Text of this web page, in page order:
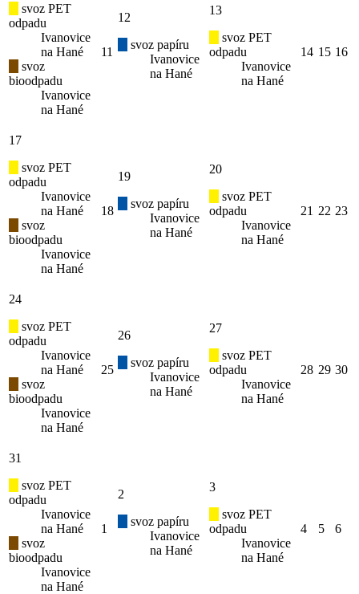
svoz PET
odpadu
Ivanovice
na Hané
svoz
bioodpadu
Ivanovice
na Hané
11
12
svoz papíru
Ivanovice
na Hané
13
svoz PET
odpadu
Ivanovice
na Hané
14 15 16
17
svoz PET
odpadu
Ivanovice
na Hané
svoz
bioodpadu
Ivanovice
na Hané
18
19
svoz papíru
Ivanovice
na Hané
20
svoz PET
odpadu
Ivanovice
na Hané
21 22 23
24
svoz PET
odpadu
Ivanovice
na Hané
svoz
bioodpadu
Ivanovice
na Hané
25
26
svoz papíru
Ivanovice
na Hané
27
svoz PET
odpadu
Ivanovice
na Hané
28 29 30
31
svoz PET
odpadu
Ivanovice
na Hané
svoz
bioodpadu
Ivanovice
na Hané
1
2
svoz papíru
Ivanovice
na Hané
3
svoz PET
odpadu
Ivanovice
na Hané
4 5 6